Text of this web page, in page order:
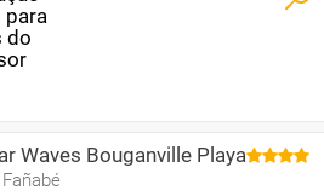
Waves Bouganville Playa